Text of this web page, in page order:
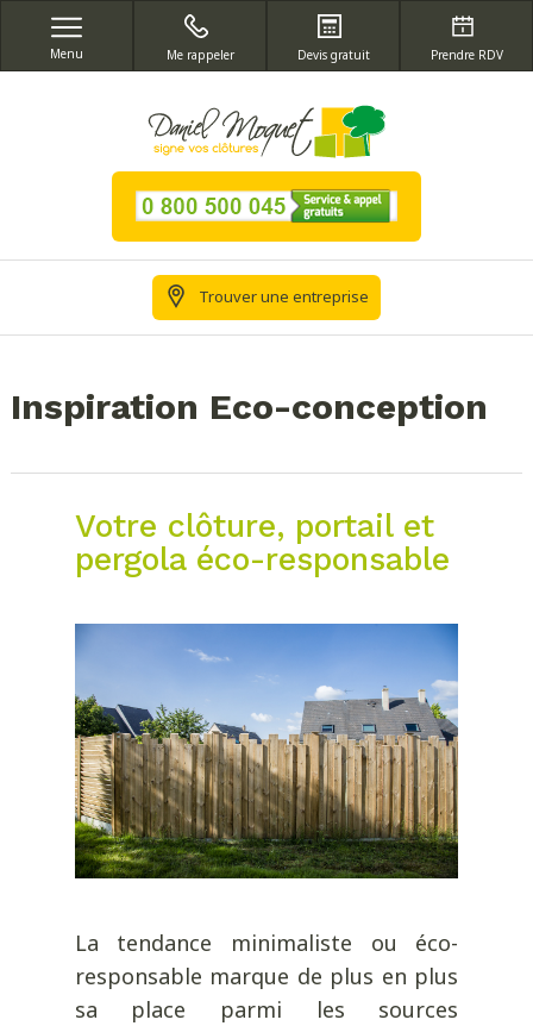
Menu Me rappeler Devis gratuit Prendre RDV
Trouver une entreprise
Inspiration Eco-conception
Votre clôture, portail et
pergola éco-responsable
La tendance minimaliste ou éco-
responsable marque de plus en plus
sa place parmi les sources